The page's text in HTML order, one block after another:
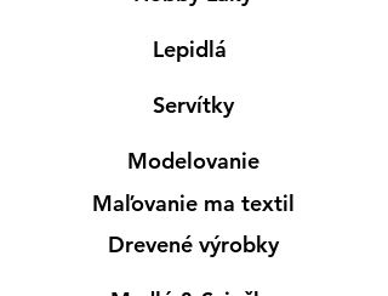
Lepidlá
Servítky
Modelovanie
Maľovanie ma textil
Drevené výrobky